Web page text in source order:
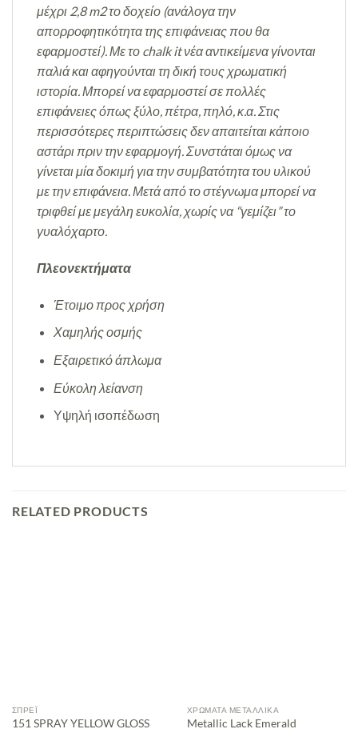
μέχρι 2,8 m2 το δοχείο (ανάλογα την
απορροφητικότητα της επιφάνειας που θα
εφαρμοστεί). Με το chalk it νέα αντικείμενα γίνονται
παλιά και αφηγούνται τη δική τους χρωματική
ιστορία. Μπορεί να εφαρμοστεί σε πολλές
επιφάνειες όπως ξύλο, πέτρα, πηλό, κ.α. Στις
περισσότερες περιπτώσεις δεν απαιτείται κάποιο
αστάρι πριν την εφαρμογή. Συνστάται όμως να
γίνεται μία δοκιμή για την συμβατότητα του υλικού
με την επιφάνεια. Μετά από το στέγνωμα μπορεί να
τριφθεί με μεγάλη ευκολία, χωρίς να “γεμίζει” το
γυαλόχαρτο.
Πλεονεκτήματα
Έτοιμο προς χρήση
Χαμηλής οσμής
Εξαιρετικό άπλωμα
Εύκολη λείανση
Υψηλή ισοπέδωση
RELATED PRODUCTS
ΣΠΡΈΙ
151 SPRAY YELLOW GLOSS
ΧΡΏΜΑΤΑ ΜΕΤΑΛΛΙΚΆ
Metallic Lack Emerald